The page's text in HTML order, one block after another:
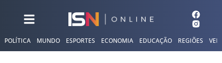
POLÍTICA MUNDO ESPORTES ECONOMIA EDUCAÇÃO REGIÕES